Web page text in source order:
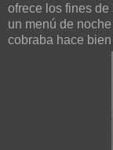
ofrece los fines
un menú de
cobraba hace